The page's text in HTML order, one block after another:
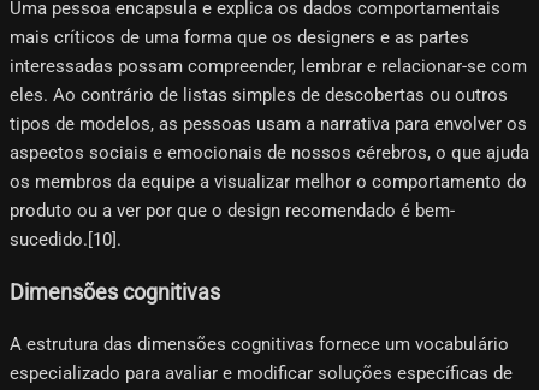
Uma pessoa encapsula e explica os dados comportamentais
mais críticos de uma forma que os designers e as partes
interessadas possam compreender, lembrar e relacionar-se com
eles. Ao contrário de listas simples de descobertas ou outros
tipos de modelos, as pessoas usam a narrativa para envolver os
aspectos sociais e emocionais de nossos cérebros, o que ajuda
os membros da equipe a visualizar melhor o comportamento do
produto ou a ver por que o design recomendado é bem-
sucedido.[10]​.
Dimensões cognitivas
A estrutura das dimensões cognitivas fornece um vocabulário
especializado para avaliar e modificar soluções específicas de